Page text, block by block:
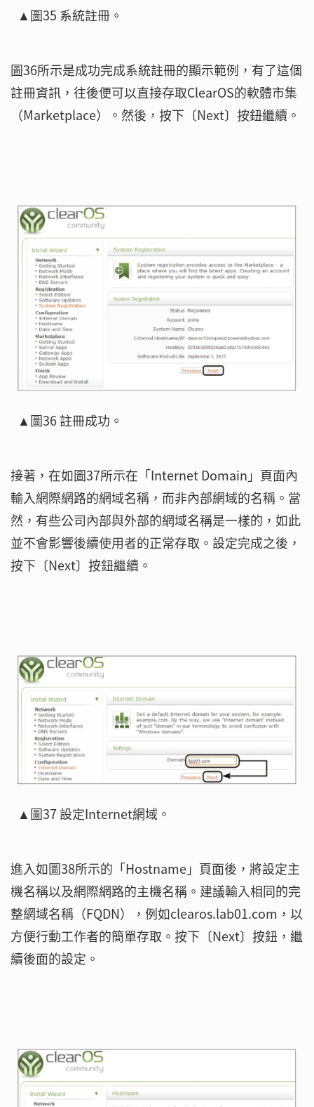
▲圖35 系統註冊。
圖36所示是成功完成系統註冊的顯示範例，有了這個
註冊資訊，往後便可以直接存取ClearOS的軟體市集
（Marketplace）。然後，按下〔Next〕按鈕繼續。
▲圖36 註冊成功。
接著，在如圖37所示在「Internet Domain」頁面內
輸入網際網路的網域名稱，而非內部網域的名稱。當
然，有些公司內部與外部的網域名稱是一樣的，如此
並不會影響後續使用者的正常存取。設定完成之後，
按下〔Next〕按鈕繼續。
▲圖37 設定Internet網域。
進入如圖38所示的「Hostname」頁面後，將設定主
機名稱以及網際網路的主機名稱。建議輸入相同的完
整網域名稱（FQDN），例如clearos.lab01.com，以
方便行動工作者的簡單存取。按下〔Next〕按鈕，繼
續後面的設定。